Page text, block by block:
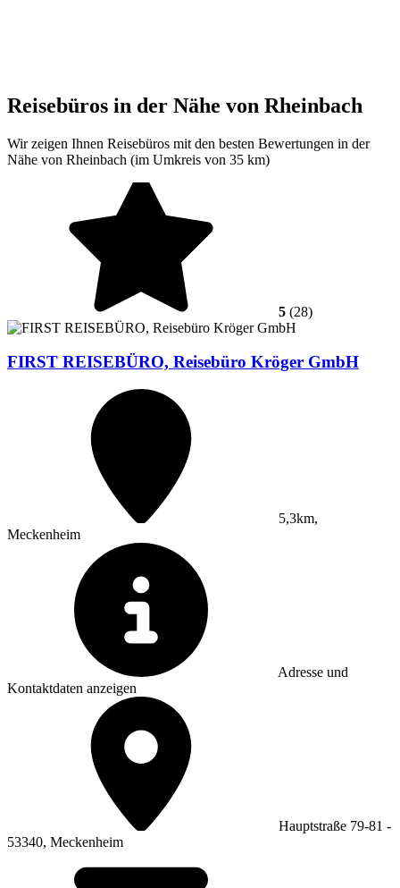
Reisebüros in der Nähe von Rheinbach
Wir zeigen Ihnen Reisebüros mit den besten Bewertungen in der
Nähe von Rheinbach (im Umkreis von 35 km)
5 (28)
FIRST REISEBÜRO, Reisebüro Kröger GmbH
5,3km,
Meckenheim
Adresse und
Kontaktdaten anzeigen
Hauptstraße 79-81 -
53340, Meckenheim